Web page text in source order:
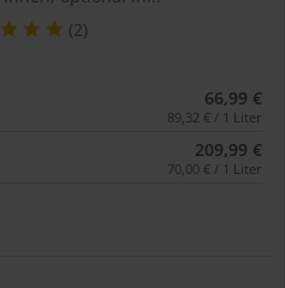
(2)
66,99 €
89,32 € / 1 Liter
209,99 €
70,00 € / 1 Liter